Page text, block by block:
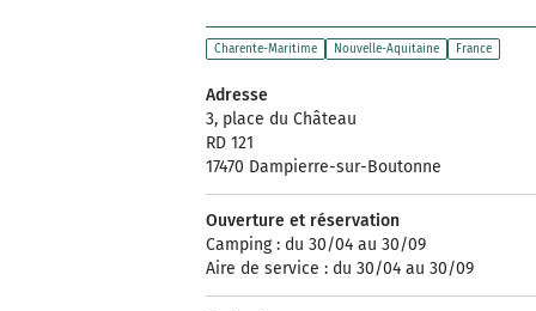
Charente-Maritime Nouvelle-Aquitaine France
Adresse
3, place du Château
RD 121
17470 Dampierre-sur-Boutonne
Ouverture et réservation
Camping : du 30/04 au 30/09
Aire de service : du 30/04 au 30/09